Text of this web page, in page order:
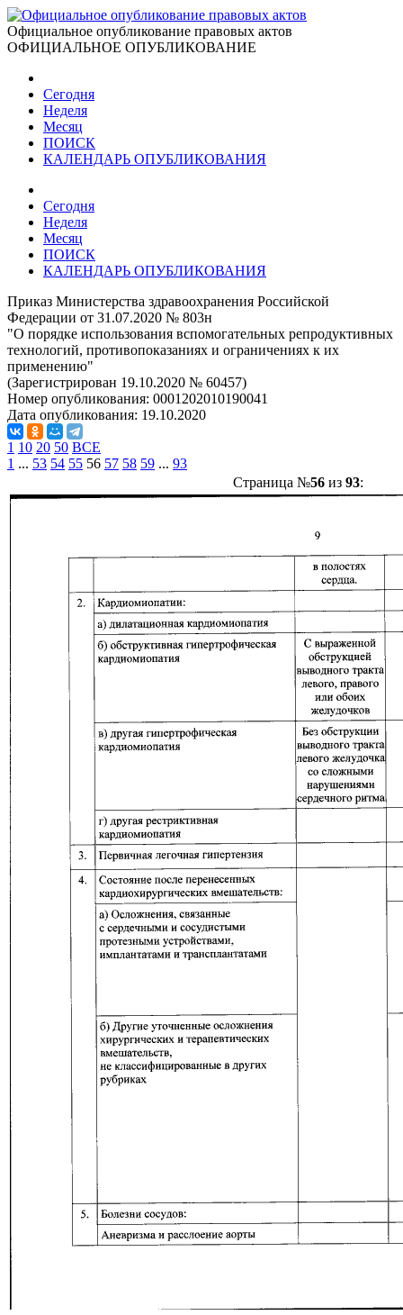
Официальное опубликование правовых актов
ОФИЦИАЛЬНОЕ ОПУБЛИКОВАНИЕ
Сегодня
Неделя
Месяц
ПОИСК
КАЛЕНДАРЬ ОПУБЛИКОВАНИЯ
Сегодня
Неделя
Месяц
ПОИСК
КАЛЕНДАРЬ ОПУБЛИКОВАНИЯ
Приказ Министерства здравоохранения Российской
Федерации от 31.07.2020 № 803н
"О порядке использования вспомогательных репродуктивных
технологий, противопоказаниях и ограничениях к их
применению"
(Зарегистрирован 19.10.2020 № 60457)
Номер опубликования: 0001202010190041
Дата опубликования: 19.10.2020
1 10 20 50 ВСЕ
1 ... 53 54 55 56 57 58 59 ... 93
Страница №56из 93: